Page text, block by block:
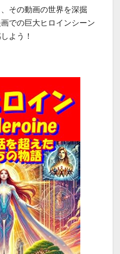
レ
デ
さ
た
フ
レ
ア
タ
イ
マ
ー
が
導
く
新
レ
デ
さ
れ
た
フ
レ
ア
タ
イ
マ
ー
が
導
く
新
その動画の世界を深掘
での巨大ヒロインシーン
よう！